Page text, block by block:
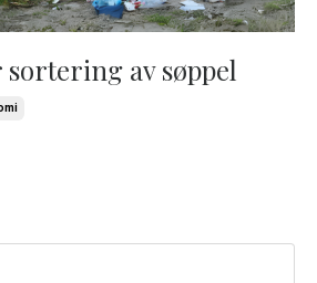
av søppel